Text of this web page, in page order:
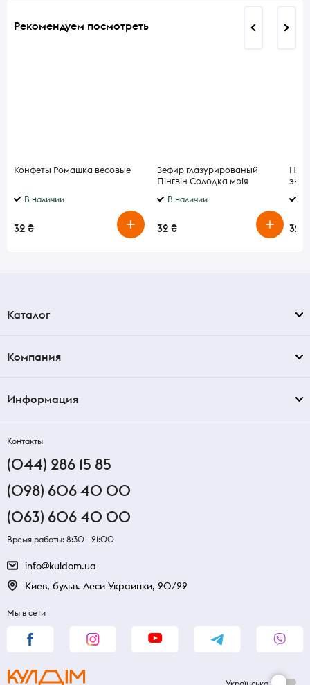
Рекомендуем посмотреть
Конфеты Ромашка весовые
В наличии
32 ₴
Зефир глазурированый
Пінгвін Солодка мрія
В наличии
32 ₴ 32 ₴
Каталог
Компания
Информация
Контакты
(044) 286 15 85
(098) 606 40 00
(063) 606 40 00
Время работы: 8:30—21:00
info@kuldom.ua
Киев, бульв. Леси Украинки, 20/22
Мы в сети
Українська